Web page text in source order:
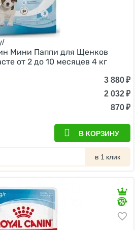
Мини Паппи для Щенков
от 2 до 10 месяцев 4 кг
3 880₽
2 032₽
870₽
В КОРЗИНУ
в 1 клик